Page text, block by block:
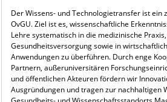
PRESSE
ÜBER UNS
INTERNATIONAL
INTRANET
Der Wissens- und Technologietransfer ist ein
OvGU. Ziel ist es, wissenschaftliche
Lehre systematisch in die medizinische
Gesundheitsversorgung sowie in
Anwendungen zu überführen. Durch enge
Partnern, außeruniversitären
und öffentlichen Akteuren fördern wir
Ausgründungen und tragen zur nachhaltigen